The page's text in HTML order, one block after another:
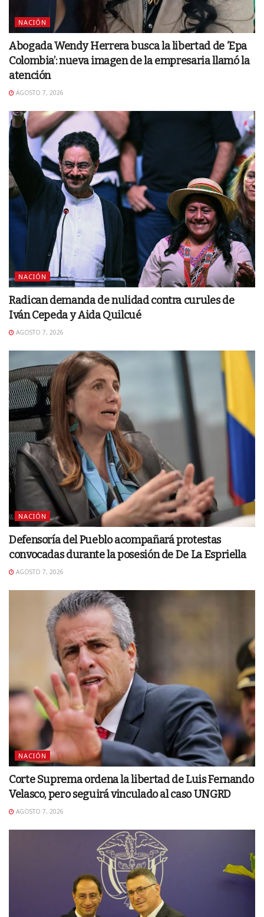
NACIÓN
Abogada Wendy Herrera busca la libertad de ‘Epa
Colombia’: nueva imagen de la empresaria llamó la
atención
AGOSTO 7, 2026
NACIÓN
Radican demanda de nulidad contra curules de
Iván Cepeda y Aida Quilcué
AGOSTO 7, 2026
NACIÓN
Defensoría del Pueblo acompañará protestas
convocadas durante la posesión de De La Espriella
AGOSTO 7, 2026
NACIÓN
Corte Suprema ordena la libertad de Luis Fernando
Velasco, pero seguirá vinculado al caso UNGRD
AGOSTO 7, 2026